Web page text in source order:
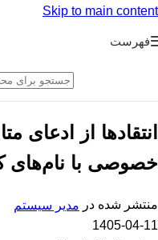
Skip to main content
فهرست
انتقادها از ادعای
خصوصی با نام‌های
منتشر شده در مدیر سیستم
1405-04-11